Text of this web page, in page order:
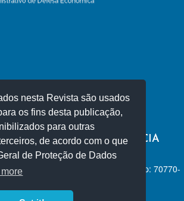
nesta Revista são usados
os fins desta publicação,
para outras
de acordo com o que
de Proteção de Dados
Concorrência
DEFESA DA CONCORRÊNCIA
D, Lote 4, Ed. Carlos Taurisano Cep: 70770-